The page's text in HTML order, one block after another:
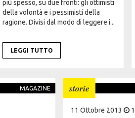
più spesso, su due fronti: gli ottimisti
della volontà e i pessimisti della
ragione. Divisi dal modo di leggere i...
LEGGI TUTTO
MAGAZINE storie
11 Ottobre 2013